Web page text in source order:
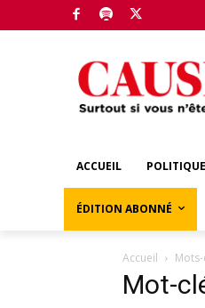
ACCUEIL POLITIQUE
ÉDITION ABONNÉ
Accueil
Mot-